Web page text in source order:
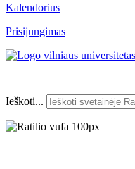
Kalendorius
Prisijungimas
Ieškoti...